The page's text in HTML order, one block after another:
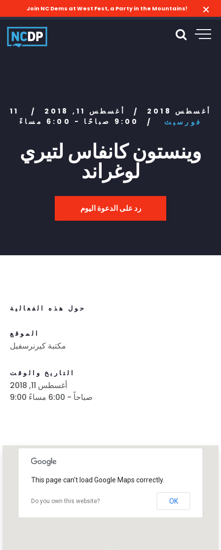
Join NC Dems at West Fest, a Party in the Mountains!
11 أغسطس 2018 / أغسطس 11, 2018
/
9:00 صباحًا - 6:00 مساءً
/ فورسيث
وينستون كانفاس لتيري
لوغراند
رد على الدعوة اليوم
حول هذه الفعالية
الموقع
مكتبة كيرنرسفيل
التاريخ والوقت
أغسطس 11, 2018
9:00 صباحاً - 6:00 مساءً
This page can't load Google Maps correctly.
Do you own this website? OK